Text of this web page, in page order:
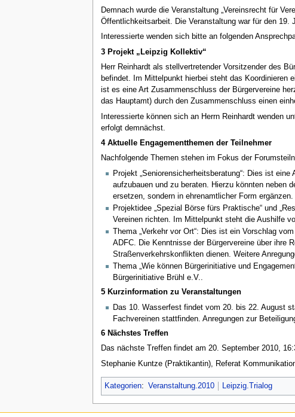
Demnach wurde die Veranstaltung „Vereinsrecht für
Öffentlichkeitsarbeit. Die Veranstaltung war für den 19.
Interessierte wenden sich bitte an folgenden
3 Projekt „Leipzig Kollektiv“
Herr Reinhardt als stellvertretender Vorsitzender des
befindet. Im Mittelpunkt hierbei steht das Koordinieren
ist es eine Art Zusammenschluss der Bürgervereine
das Hauptamt) durch den Zusammenschluss einen
Interessierte können sich an Herrn Reinhardt wenden
erfolgt demnächst.
4 Aktuelle Engagementthemen der Teilnehmer
Nachfolgende Themen stehen im Fokus der
Projekt „Seniorensicherheitsberatung“: Dies ist
aufzubauen und zu beraten. Hierzu könnten neben
ersetzen, sondern in ehrenamtlicher Form
Projektidee „Spezial Börse fürs Praktische“ und
Vereinen richten. Im Mittelpunkt steht die Aushilfe
Thema „Verkehr vor Ort“: Dies ist ein Vorschlag
ADFC. Die Kenntnisse der Bürgervereine über ihre
Straßenverkehrskonflikten dienen. Weitere
Thema „Wie können Bürgerinitiative und
Bürgerinitiative Brühl e.V..
5 Kurzinformation zu Veranstaltungen
Das 10. Wasserfest findet vom 20. bis 22. August
Fachvereinen stattfinden. Anregungen zur
6 Nächstes Treffen
Das nächste Treffen findet am 20. September 2010,
Stephanie Kuntze (Praktikantin), Referat
Kategorien: Veranstaltung.2010 Leipzig.Trialog